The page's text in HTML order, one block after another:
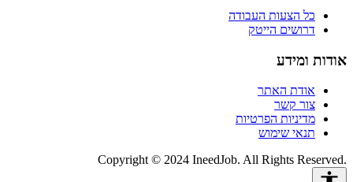
כל הצעות העבודה
דרושים הייטק
אודות ומידע
אודת האתר
צור קשר
מדיניות הפרטיות
תנאי שימוש
Copyright © 2024 IneedJob. All Rights Reserved.